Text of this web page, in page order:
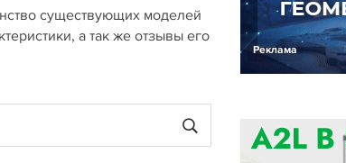
существующих моделей
а так же отзывы его
Реклама